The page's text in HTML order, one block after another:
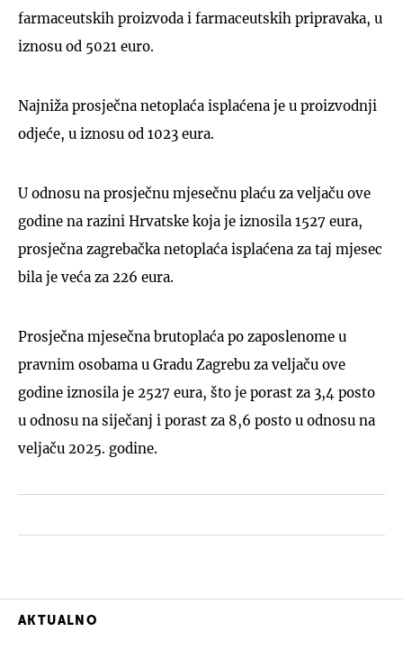
farmaceutskih proizvoda i farmaceutskih pripravaka, u
iznosu od 5021 euro.
Najniža prosječna netoplaća isplaćena je u proizvodnji
odjeće, u iznosu od 1023 eura.
U odnosu na prosječnu mjesečnu plaću za veljaču ove
godine na razini Hrvatske koja je iznosila 1527 eura,
prosječna zagrebačka netoplaća isplaćena za taj mjesec
bila je veća za 226 eura.
Prosječna mjesečna brutoplaća po zaposlenome u
pravnim osobama u Gradu Zagrebu za veljaču ove
godine iznosila je 2527 eura, što je porast za 3,4 posto
u odnosu na siječanj i porast za 8,6 posto u odnosu na
veljaču 2025. godine.
AKTUALNO